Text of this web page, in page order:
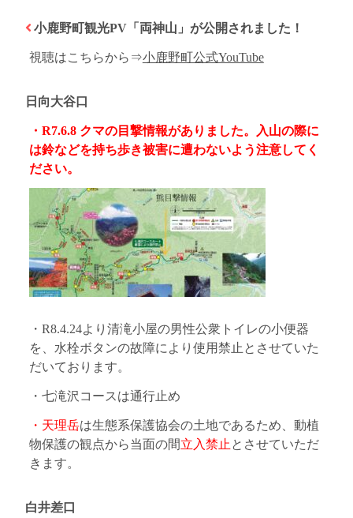
小鹿野町観光PV「両神山」が公開されました！
視聴はこちらから⇒小鹿野町公式YouTube
日向大谷口
・R7.6.8 クマの目撃情報がありました。入山の際に
は鈴などを持ち歩き被害に遭わないよう注意してく
ださい。
・R8.4.24より清滝小屋の男性公衆トイレの小便器
を、水栓ボタンの故障により使用禁止とさせていた
だいております。
・七滝沢コースは通行止め
・天理岳は生態系保護協会の土地であるため、動植
物保護の観点から当面の間立入禁止 とさせていただ
きます。
白井差口